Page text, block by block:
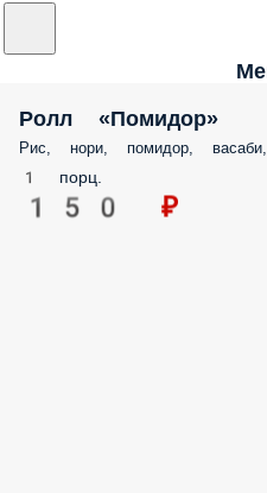
Ролл «Помидор»
Рис, нори, помидор,
1 порц.
150 ₽